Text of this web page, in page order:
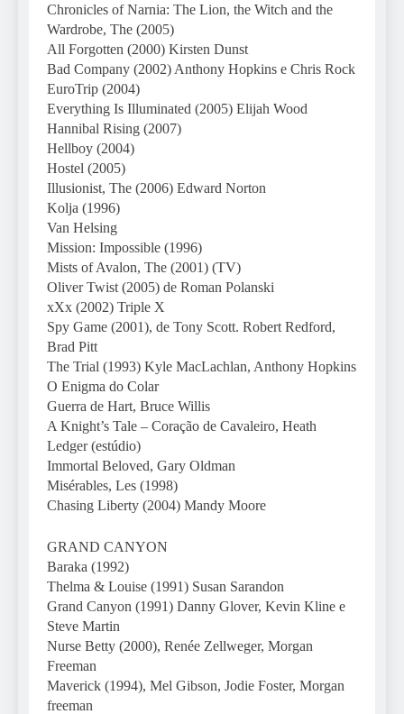
Chronicles of Narnia: The Lion, the Witch and the
Wardrobe, The (2005)
All Forgotten (2000) Kirsten Dunst
Bad Company (2002) Anthony Hopkins e Chris Rock
EuroTrip (2004)
Everything Is Illuminated (2005) Elijah Wood
Hannibal Rising (2007)
Hellboy (2004)
Hostel (2005)
Illusionist, The (2006) Edward Norton
Kolja (1996)
Van Helsing
Mission: Impossible (1996)
Mists of Avalon, The (2001) (TV)
Oliver Twist (2005) de Roman Polanski
xXx (2002) Triple X
Spy Game (2001), de Tony Scott. Robert Redford,
Brad Pitt
The Trial (1993) Kyle MacLachlan, Anthony Hopkins
O Enigma do Colar
Guerra de Hart, Bruce Willis
A Knight’s Tale – Coração de Cavaleiro, Heath
Ledger (estúdio)
Immortal Beloved, Gary Oldman
Misérables, Les (1998)
Chasing Liberty (2004) Mandy Moore
GRAND CANYON
Baraka (1992)
Thelma & Louise (1991) Susan Sarandon
Grand Canyon (1991) Danny Glover, Kevin Kline e
Steve Martin
Nurse Betty (2000), Renée Zellweger, Morgan
Freeman
Maverick (1994), Mel Gibson, Jodie Foster, Morgan
freeman